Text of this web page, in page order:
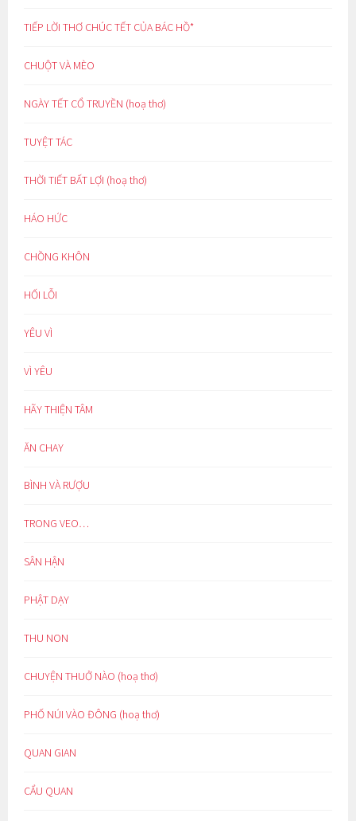
TIẾP LỜI THƠ CHÚC TẾT CỦA BÁC HỒ*
CHUỘT VÀ MÈO
NGÀY TẾT CỔ TRUYỀN (hoạ thơ)
TUYỆT TÁC
THỜI TIẾT BẤT LỢI (hoạ thơ)
HÁO HỨC
CHỒNG KHÔN
HỐI LỖI
YÊU VÌ
VÌ YÊU
HÃY THIỆN TÂM
ĂN CHAY
BÌNH VÀ RƯỢU
TRONG VEO…
SÂN HẬN
PHẬT DẠY
THU NON
CHUYỆN THUỞ NÀO (hoạ thơ)
PHỐ NÚI VÀO ĐÔNG (hoạ thơ)
QUAN GIAN
CẨU QUAN